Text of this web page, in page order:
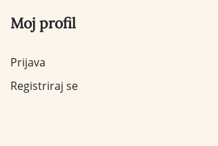
Moj profil
Prijava
Registriraj se